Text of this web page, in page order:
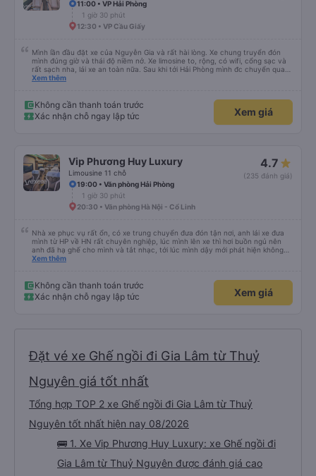
11:00 • VP Hải Phòng
1 giờ 30 phút
12:30 • VP Cầu Giấy
Mình lần đầu đặt xe của Nguyễn Gia và rất hài lòng. Xe chung truyển đón
mình đúng giờ và thái độ niềm nở. Xe limosine to, rộng, có wifi, cổng sạc và
rất sạch nha, lái xe an toàn nữa. Sau khi tới Hải Phòng mình đc chuyển qua
xe trung chuyển ( vf6) sạch sẽ, thoải mái bạn lái xe rất nice. 1 trải nghiệm
Xem thêm
Không cần thanh toán trước
Xác nhận chỗ ngay lập tức
Xem giá
Vip Phương Huy Luxury
Limousine 11 chỗ
4.7
(235 đánh giá)
19:00 • Văn phòng Hải Phòng
1 giờ 30 phút
20:30 • Văn phòng Hà Nội - Cổ Linh
Nhà xe phục vụ rất ổn, có xe trung chuyển đưa đón tận nơi, anh lái xe đưa
mình từ HP về HN rất chuyên nghiệp, lúc mình lên xe thì hơi buồn ngủ nên
anh đã hạ ghế cho mình và tắt nhạc, tới lúc mình dậy mới phát hiện không
thấy điện thoại thì anh đã ngay lập tức gọi xe trung chuyển để tìm điện thoại
Xem thêm
Không cần thanh toán trước
Xác nhận chỗ ngay lập tức
Xem giá
Đặt vé xe Ghế ngồi đi Gia Lâm từ Thuỷ
Nguyên giá tốt nhất
Tổng hợp TOP 2 xe Ghế ngồi đi Gia Lâm từ Thuỷ
Nguyên tốt nhất hiện nay 08/2026
🚌 1. Xe Vip Phương Huy Luxury: xe Ghế ngồi đi
Gia Lâm từ Thuỷ Nguyên được đánh giá cao